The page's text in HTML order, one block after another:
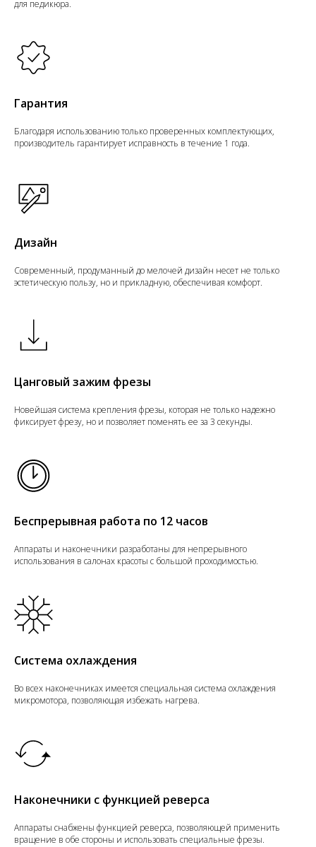
для педикюра.
Гарантия
Благодаря использованию только проверенных комплектующих,
производитель гарантирует исправность в течение 1 года.
Дизайн
Современный, продуманный до мелочей дизайн несет не только
эстетическую пользу, но и прикладную, обеспечивая комфорт.
Цанговый зажим фрезы
Новейшая система крепления фрезы, которая не только надежно
фиксирует фрезу, но и позволяет поменять ее за 3 секунды.
Беспрерывная работа по 12 часов
Аппараты и наконечники разработаны для непрерывного
использования в салонах красоты с большой проходимостью.
Система охлаждения
Во всех наконечниках имеется специальная система охлаждения
микромотора, позволяющая избежать нагрева.
Наконечники с функцией реверса
Аппараты снабжены функцией реверса, позволяющей применить
вращение в обе стороны и использовать специальные фрезы.